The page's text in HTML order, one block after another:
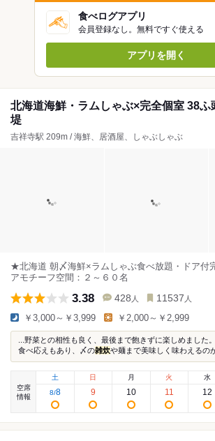
食べログアプリ
会員登録なし。無料ですぐ使える
アプリを開く
北海道海鮮・ラムしゃぶ×完全個室 38ふ
堤
吉祥寺駅 209m / 海鮮、居酒屋、しゃぶしゃぶ
★北海道 朝〆海鮮×ラムしゃぶ食べ放題・ドア付
アモチーフ空間：２～６０名
3.38 428 人 11537 人
￥3,000～￥3,999 ￥2,000～￥2,999
...野菜との相性も良く、最後まで飽きずに楽しめました
食べ応えもあり、〆の雑炊や麺まで美味しく味わえるの
空席
情報
土
8/8
日
9
月
10
火
11
水
12